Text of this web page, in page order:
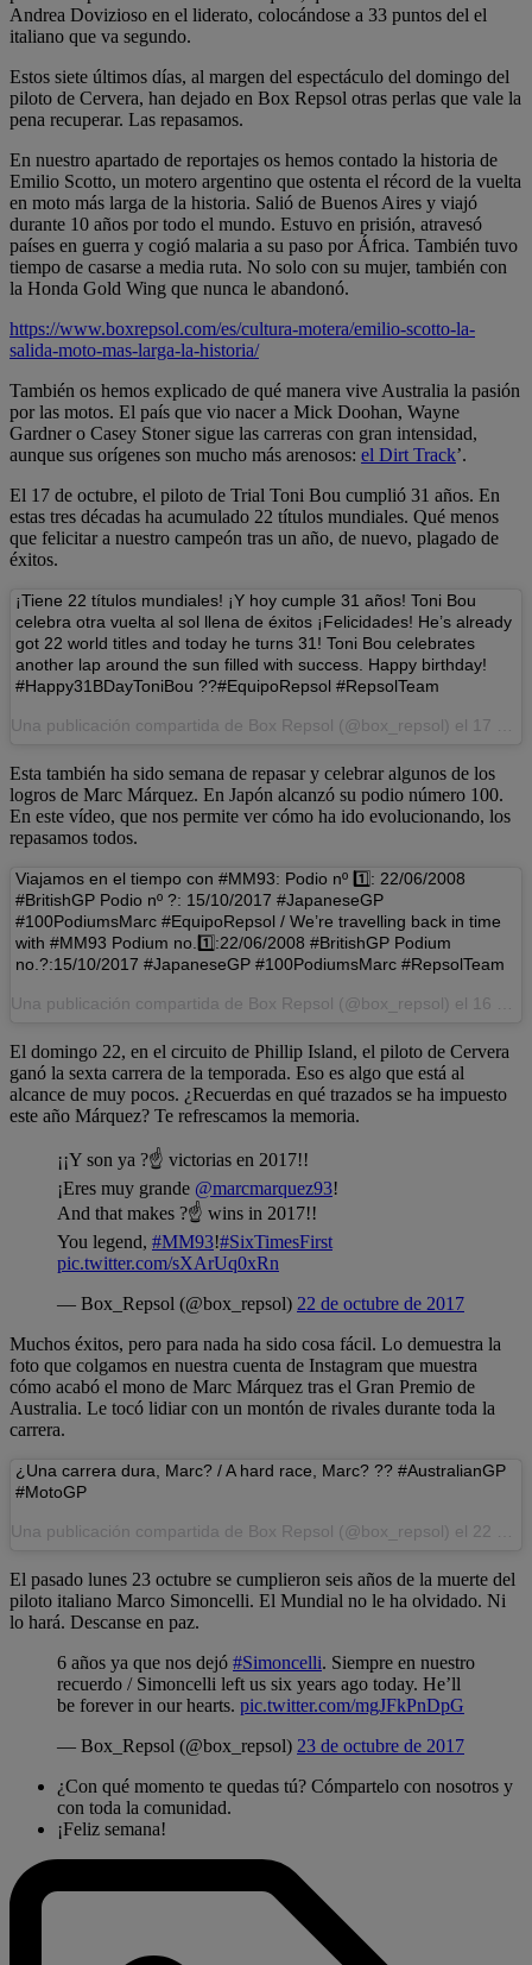
Andrea Dovizioso en el liderato, colocándose a 33 puntos del el
italiano que va segundo.
Estos siete últimos días, al margen del espectáculo del domingo del
piloto de Cervera, han dejado en Box Repsol otras perlas que vale la
pena recuperar. Las repasamos.
En nuestro apartado de reportajes os hemos contado la historia de
Emilio Scotto, un motero argentino que ostenta el récord de la vuelta
en moto más larga de la historia. Salió de Buenos Aires y viajó
durante 10 años por todo el mundo. Estuvo en prisión, atravesó
países en guerra y cogió malaria a su paso por África. También tuvo
tiempo de casarse a media ruta. No solo con su mujer, también con
la Honda Gold Wing que nunca le abandonó.
https://www.boxrepsol.com/es/cultura-motera/emilio-scotto-la-
salida-moto-mas-larga-la-historia/
También os hemos explicado de qué manera vive Australia la pasión
por las motos. El país que vio nacer a Mick Doohan, Wayne
Gardner o Casey Stoner sigue las carreras con gran intensidad,
aunque sus orígenes son mucho más arenosos: el Dirt Track’.
El 17 de octubre, el piloto de Trial Toni Bou cumplió 31 años. En
estas tres décadas ha acumulado 22 títulos mundiales. Qué menos
que felicitar a nuestro campeón tras un año, de nuevo, plagado de
éxitos.
¡Tiene 22 títulos mundiales! ¡Y hoy cumple 31 años! Toni Bou
celebra otra vuelta al sol llena de éxitos ¡Felicidades! He’s already
got 22 world titles and today he turns 31! Toni Bou celebrates
another lap around the sun filled with success. Happy birthday!
#Happy31BDayToniBou ??#EquipoRepsol #RepsolTeam
Una publicación compartida de Box Repsol (@box_repsol) el 17 de Oct de 2017 a la(s) 2:06 PDT
Esta también ha sido semana de repasar y celebrar algunos de los
logros de Marc Márquez. En Japón alcanzó su podio número 100.
En este vídeo, que nos permite ver cómo ha ido evolucionando, los
repasamos todos.
Viajamos en el tiempo con #MM93: Podio nº 1️⃣: 22/06/2008
#BritishGP Podio nº ?: 15/10/2017 #JapaneseGP
#100PodiumsMarc #EquipoRepsol / We’re travelling back in time
with #MM93 Podium no.1️⃣:22/06/2008 #BritishGP Podium
no.?:15/10/2017 #JapaneseGP #100PodiumsMarc #RepsolTeam
Una publicación compartida de Box Repsol (@box_repsol) el 16 de Oct de 2017 a la(s) 3:11 PDT
El domingo 22, en el circuito de Phillip Island, el piloto de Cervera
ganó la sexta carrera de la temporada. Eso es algo que está al
alcance de muy pocos. ¿Recuerdas en qué trazados se ha impuesto
este año Márquez? Te refrescamos la memoria.
¡¡Y son ya ?☝️ victorias en 2017!!
¡Eres muy grande @marcmarquez93!
And that makes ?☝️ wins in 2017!!
You legend, #MM93!#SixTimesFirst
pic.twitter.com/sXArUq0xRn
— Box_Repsol (@box_repsol) 22 de octubre de 2017
Muchos éxitos, pero para nada ha sido cosa fácil. Lo demuestra la
foto que colgamos en nuestra cuenta de Instagram que muestra
cómo acabó el mono de Marc Márquez tras el Gran Premio de
Australia. Le tocó lidiar con un montón de rivales durante toda la
carrera.
¿Una carrera dura, Marc? / A hard race, Marc? ?? #AustralianGP
#MotoGP
Una publicación compartida de Box Repsol (@box_repsol) el 22 de Oct de 2017 a la(s) 12:29 PDT
El pasado lunes 23 octubre se cumplieron seis años de la muerte del
piloto italiano Marco Simoncelli. El Mundial no le ha olvidado. Ni
lo hará. Descanse en paz.
6 años ya que nos dejó #Simoncelli. Siempre en nuestro
recuerdo / Simoncelli left us six years ago today. He’ll
be forever in our hearts. pic.twitter.com/mgJFkPnDpG
— Box_Repsol (@box_repsol) 23 de octubre de 2017
¿Con qué momento te quedas tú? Cómpartelo con nosotros y
con toda la comunidad.
¡Feliz semana!